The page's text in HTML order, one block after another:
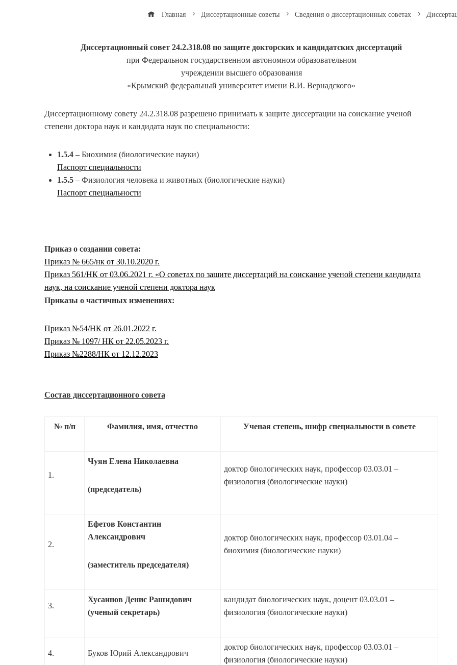
Главная Диссертационные советы Сведения о диссертационных советах
Диссертационный совет 24.2.318.08по защите докторских и кандидатских диссертаций
при Федеральном государственном автономном образовательном
учреждении высшего образования
«Крымский федеральный университет имени В.И. Вернадского»
Диссертационному совету 24.2.318.08 разрешено принимать к защите диссертации на соискание ученой
степени доктора наук и кандидата наук по специальности:
1.5.4 – Биохимия (биологические науки)
Паспорт специальности
1.5.5 – Физиология человека и животных (биологические науки)
Паспорт специальности
Приказ о создании совета:
Приказ № 665/нк от 30.10.2020 г.
Приказ 561/НК от 03.06.2021 г. «О советах по защите диссертаций на соискание ученой степени кандидата
наук, на соискание ученой степени доктора наук
Приказы о частичных изменениях:
Приказ №54/НК от 26.01.2022 г.
Приказ № 1097/ НК от 22.05.2023 г.
Приказ №2288/НК от 12.12.2023
Состав диссертационного совета
№ п/п Фамилия, имя, отчество Ученая степень, шифр специальности в совете
1.
Чуян Елена Николаевна
(председатель)
доктор биологических наук, профессор 03.03.01 –
физиология (биологические науки)
2.
Ефетов Константин
Александрович
(заместитель председателя)
доктор биологических наук, профессор 03.01.04 –
биохимия (биологические науки)
3.
Хусаинов Денис Рашидович
(ученый секретарь)
кандидат биологических наук, доцент 03.03.01 –
физиология (биологические науки)
4. Буков Юрий Александрович
доктор биологических наук, профессор 03.03.01 –
физиология (биологические науки)